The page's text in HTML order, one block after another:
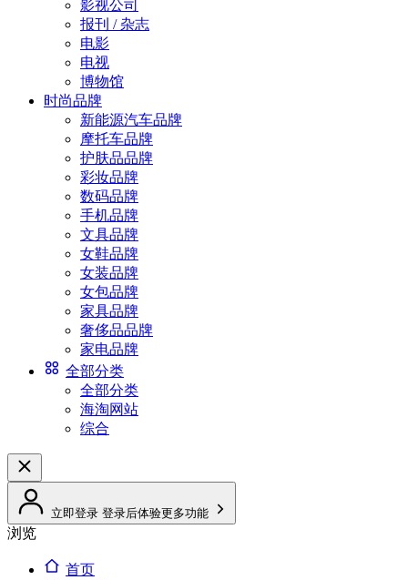
影视公司
报刊 / 杂志
电影
电视
博物馆
时尚品牌
新能源汽车品牌
摩托车品牌
护肤品品牌
彩妆品牌
数码品牌
手机品牌
文具品牌
女鞋品牌
女装品牌
女包品牌
家具品牌
奢侈品品牌
家电品牌
全部分类
全部分类
海淘网站
综合
立即登录 登录后体验更多功能
浏览
首页